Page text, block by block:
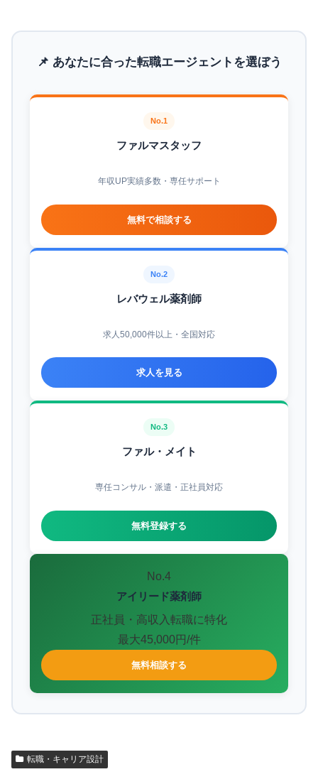
📌 あなたに合った転職エージェントを選ぼう
No.1
ファルマスタッフ
年収UP実績多数・専任サポート
無料で相談する
No.2
レバウェル薬剤師
求人50,000件以上・全国対応
求人を見る
No.3
ファル・メイト
専任コンサル・派遣・正社員対応
無料登録する
No.4
アイリード薬剤師
正社員・高収入転職に特化
最大45,000円/件
無料相談する
転職・キャリア設計